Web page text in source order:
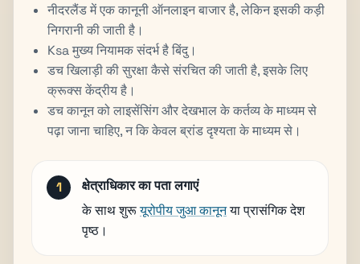
नीदरलैंड में एक कानूनी ऑनलाइन बाजार है, लेकिन इसकी कड़ी
निगरानी की जाती है।
Ksa मुख्य नियामक संदर्भ है बिंदु।
डच खिलाड़ी की सुरक्षा कैसे संरचित की जाती है, इसके लिए
क्रूक्स केंद्रीय है।
डच कानून को लाइसेंसिंग और देखभाल के कर्तव्य के माध्यम से
पढ़ा जाना चाहिए, न कि केवल ब्रांड दृश्यता के माध्यम से।
क्षेत्राधिकार का पता लगाएं
के साथ शुरूयूरोपीय जुआ कानूनया प्रासंगिक देश
पृष्ठ।